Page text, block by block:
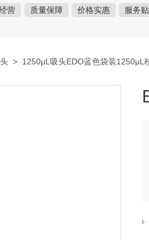
营 质量保障 价格实惠 服务
> 1250μL吸头EDO蓝色袋装1250μL